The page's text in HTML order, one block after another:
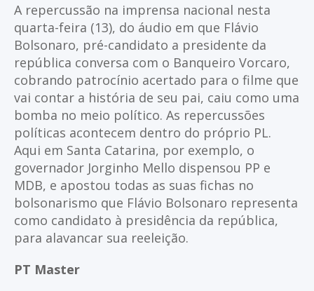
A repercussão na imprensa nacional nesta
quarta-feira (13), do áudio em que Flávio
Bolsonaro, pré-candidato a presidente da
república conversa com o Banqueiro Vorcaro,
cobrando patrocínio acertado para o filme que
vai contar a história de seu pai, caiu como uma
bomba no meio político. As repercussões
políticas acontecem dentro do próprio PL.
Aqui em Santa Catarina, por exemplo, o
governador Jorginho Mello dispensou PP e
MDB, e apostou todas as suas fichas no
bolsonarismo que Flávio Bolsonaro representa
como candidato à presidência da república,
para alavancar sua reeleição.
PT Master